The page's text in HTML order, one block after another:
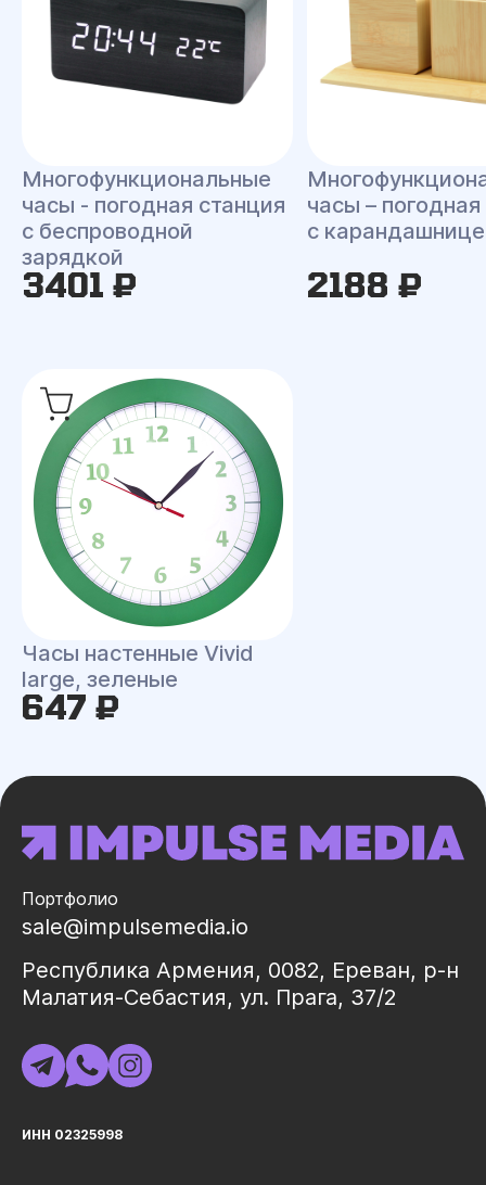
Многофункциональные
часы - погодная станция
с беспроводной
зарядкой
3401 ₽
часы –
с
2188 ₽
Часы настенные Vivid
large, зеленые
647 ₽
Портфолио
sale@impulsemedia.io
Республика Армения, 0082, Ереван, р-н
Малатия-Себастия, ул. Прага, 37/2
ИНН 02325998